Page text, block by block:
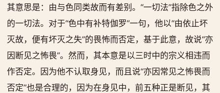
其意思是：由与色同类故而有差别。“一切法”指除色之外
的一切法。对于“色中有补特伽罗”一句，他以“由依止坏
灭故，便有坏灭之失”的畏怖而否定，基于此意，故说“亦
因断见之怖畏”。然而，其本意是以三时中的宗义相违而
作否定。因为他不认取身见，而且说“亦因常见之怖畏而
否定”也是合理的，因为在身见中，前五种正是断见，其